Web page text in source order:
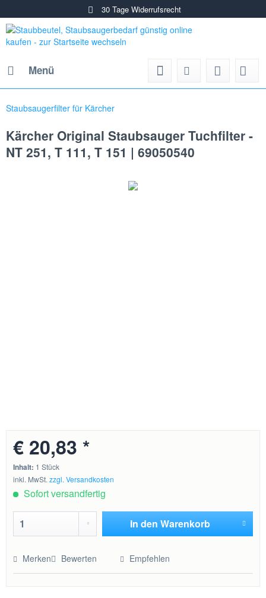
30 Tage Widerrufsrecht
Menü
Staubsaugerfilter für Kärcher
Kärcher Original Staubsauger Tuchfilter -
NT 251, T 111, T 151 | 69050540
€ 20,83 *
Inhalt: 1 Stück
inkl. MwSt.zzgl. Versandkosten
Sofort versandfertig
In den Warenkorb
Merken Bewerten Empfehlen